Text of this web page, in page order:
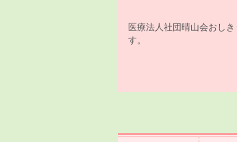
医療法人社団晴山会おし
す。